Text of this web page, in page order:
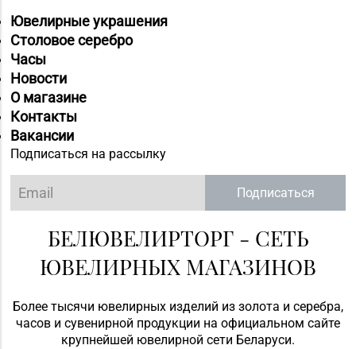
Ювелирные украшения
Столовое серебро
Часы
Новости
О магазине
Контакты
Вакансии
Подписаться на рассылку
Подписаться
БЕЛЮВЕЛИРТОРГ - СЕТЬ
ЮВЕЛИРНЫХ МАГАЗИНОВ
Более тысячи ювелирных изделий из золота и серебра,
часов и сувенирной продукции на официальном сайте
крупнейшей ювелирной сети Беларуси.